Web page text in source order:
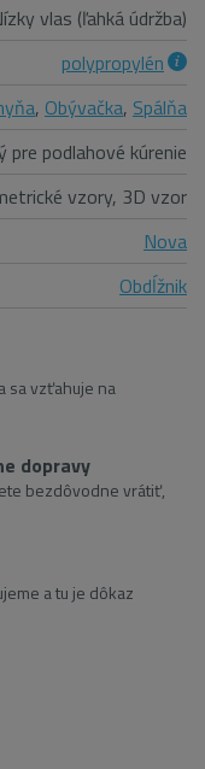
vlas (ľahká údržba)
polypropylén
, Obývačka, Spálňa
pre podlahové kúrenie
vzory, 3D vzor
Nova
Obdĺžnik
sa vzťahuje na
dopravy
bezdôvodne vrátiť,
a tu je dôkaz